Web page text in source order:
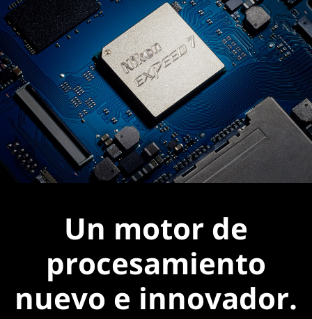
Un motor de
procesamiento
nuevo e innovador.